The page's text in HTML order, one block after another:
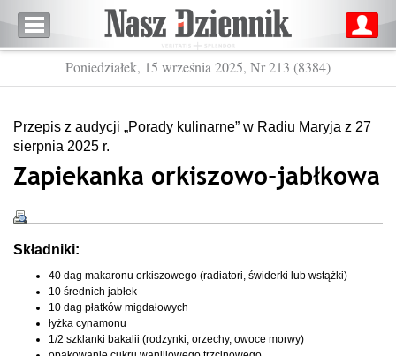
Poniedziałek, 15 września 2025, Nr 213 (8384)
Przepis z audycji „Porady kulinarne” w Radiu Maryja z 27
sierpnia 2025 r.
Zapiekanka orkiszowo-jabłkowa
Składniki:
40 dag makaronu orkiszowego (radiatori, świderki lub wstążki)
10 średnich jabłek
10 dag płatków migdałowych
łyżka cynamonu
1/2 szklanki bakalii (rodzynki, orzechy, owoce morwy)